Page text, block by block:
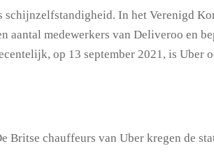
schijnzelfstandigheid. In het Verenigd
aantal medewerkers van Deliveroo en
op 13 september 2021, is Uber
chauffeurs van Uber kregen de